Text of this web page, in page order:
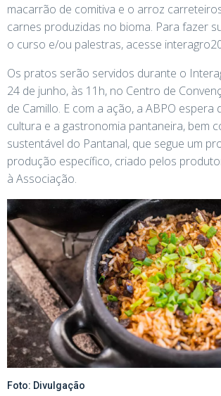
macarrão de comitiva e o arroz
carnes produzidas no bioma. Para fazer
o curso e/ou palestras, acesse
Os pratos serão servidos durante o
24 de junho, às 11h, no Centro de
de Camillo. E com a ação, a ABPO espera
cultura e a gastronomia pantaneira, bem
sustentável do Pantanal, que segue um
produção específico, criado pelos
à Associação.
Foto: Divulgação